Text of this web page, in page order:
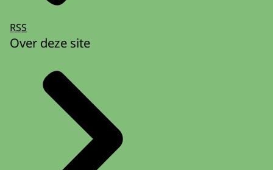
RSS
Over deze site